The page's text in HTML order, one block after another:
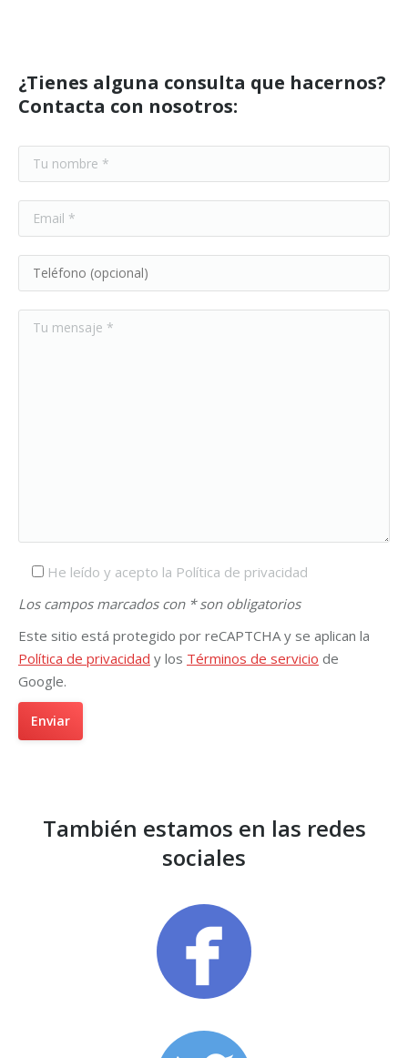
¿Tienes alguna consulta que hacernos?
Contacta con nosotros:
He leído y acepto la Política de privacidad
Los campos marcados con * son obligatorios
Este sitio está protegido por reCAPTCHA y se aplican la
Política de privacidad y los Términos de servicio de
Google.
También estamos en las redes
sociales